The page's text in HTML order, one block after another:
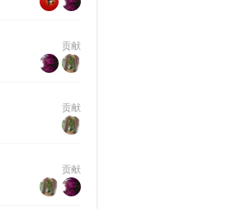
贡献
贡献
贡献